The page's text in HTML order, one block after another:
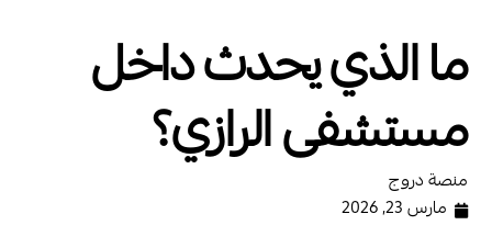
ما الذي يحدث داخل
مستشفى الرازي؟
منصة دروج
مارس 23, 2026